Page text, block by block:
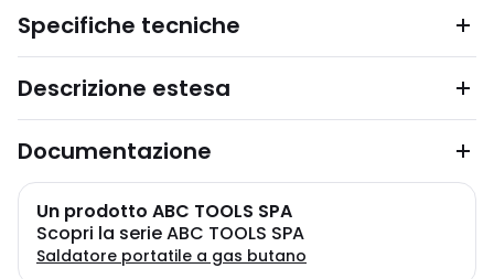
Specifiche tecniche
Descrizione estesa
Documentazione
Un prodotto ABC TOOLS SPA
Scopri la serie ABC TOOLS SPA
Saldatore portatile a gas butano